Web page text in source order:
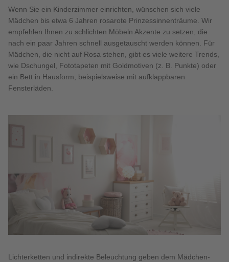
Wenn Sie ein Kinderzimmer einrichten, wünschen sich viele
Mädchen bis etwa 6 Jahren rosarote Prinzessinnenträume. Wir
empfehlen Ihnen zu schlichten Möbeln Akzente zu setzen, die
nach ein paar Jahren schnell ausgetauscht werden können. Für
Mädchen, die nicht auf Rosa stehen, gibt es viele weitere Trends,
wie Dschungel, Fototapeten mit Goldmotiven (z. B. Punkte) oder
ein Bett in Hausform, beispielsweise mit aufklappbaren
Fensterläden.
Lichterketten und indirekte Beleuchtung geben dem Mädchen-